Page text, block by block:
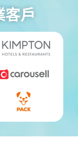
客戶